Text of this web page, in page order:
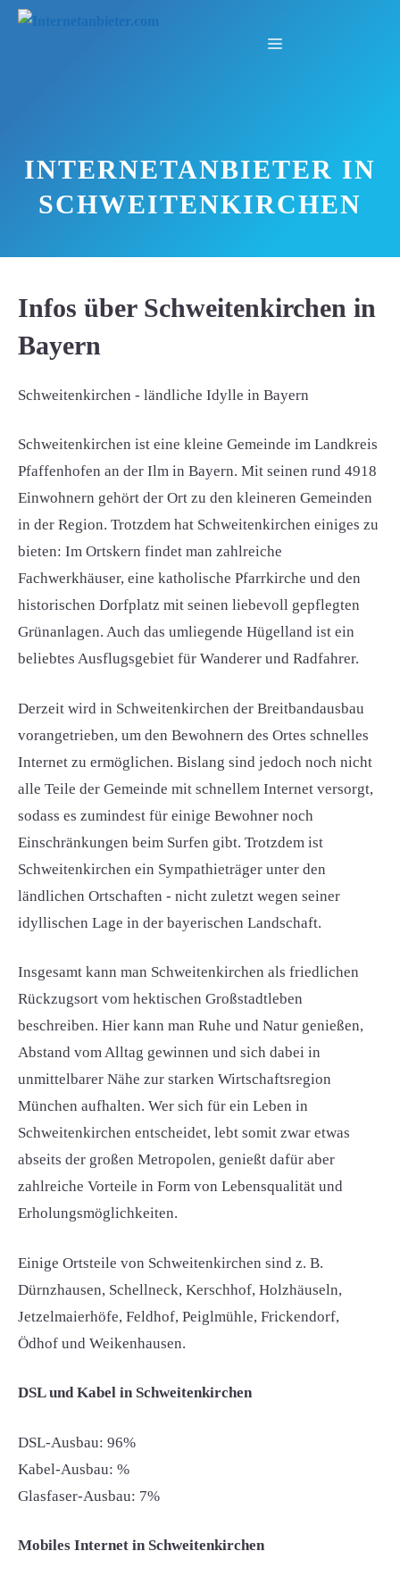
Zum
Menü
INTERNETANBIETER IN
SCHWEITENKIRCHEN
Infos über Schweitenkirchen in
Bayern
Schweitenkirchen - ländliche Idylle in Bayern
Schweitenkirchen ist eine kleine Gemeinde im Landkreis
Pfaffenhofen an der Ilm in Bayern. Mit seinen rund 4918
Einwohnern gehört der Ort zu den kleineren Gemeinden
in der Region. Trotzdem hat Schweitenkirchen einiges zu
bieten: Im Ortskern findet man zahlreiche
Fachwerkhäuser, eine katholische Pfarrkirche und den
historischen Dorfplatz mit seinen liebevoll gepflegten
Grünanlagen. Auch das umliegende Hügelland ist ein
beliebtes Ausflugsgebiet für Wanderer und Radfahrer.
Derzeit wird in Schweitenkirchen der Breitbandausbau
vorangetrieben, um den Bewohnern des Ortes schnelles
Internet zu ermöglichen. Bislang sind jedoch noch nicht
alle Teile der Gemeinde mit schnellem Internet versorgt,
sodass es zumindest für einige Bewohner noch
Einschränkungen beim Surfen gibt. Trotzdem ist
Schweitenkirchen ein Sympathieträger unter den
ländlichen Ortschaften - nicht zuletzt wegen seiner
idyllischen Lage in der bayerischen Landschaft.
Insgesamt kann man Schweitenkirchen als friedlichen
Rückzugsort vom hektischen Großstadtleben
beschreiben. Hier kann man Ruhe und Natur genießen,
Abstand vom Alltag gewinnen und sich dabei in
unmittelbarer Nähe zur starken Wirtschaftsregion
München aufhalten. Wer sich für ein Leben in
Schweitenkirchen entscheidet, lebt somit zwar etwas
abseits der großen Metropolen, genießt dafür aber
zahlreiche Vorteile in Form von Lebensqualität und
Erholungsmöglichkeiten.
Einige Ortsteile von Schweitenkirchen sind z. B.
Dürnzhausen, Schellneck, Kerschhof, Holzhäuseln,
Jetzelmaierhöfe, Feldhof, Peiglmühle, Frickendorf,
Ödhof und Weikenhausen.
DSL und Kabel in Schweitenkirchen
DSL-Ausbau: 96%
Kabel-Ausbau: %
Glasfaser-Ausbau: 7%
Mobiles Internet in Schweitenkirchen